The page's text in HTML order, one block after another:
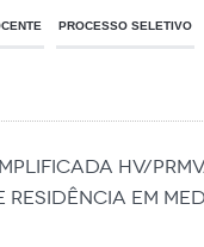
PROCESSO SELETIVO
HV/
RESIDÊNCIA EM